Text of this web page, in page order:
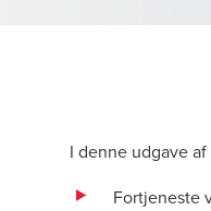
I denne udgave
Fortjeneste